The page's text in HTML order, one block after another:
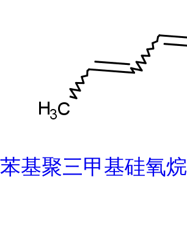
苯基聚三甲基硅氧烷